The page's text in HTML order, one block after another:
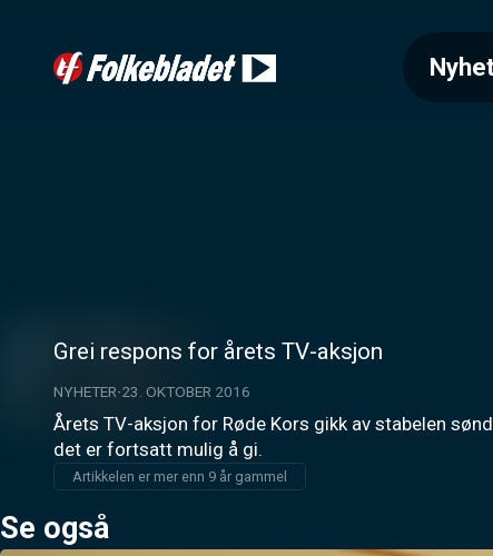
Grei respons for årets TV-aksjon
NYHETER 23. OKTOBER 2016
Årets TV-aksjon for Røde Kors gikk av stabelen
det er fortsatt mulig å gi.
Artikkelen er mer enn 9 år gammel
Se også